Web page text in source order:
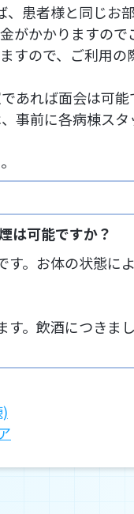
患者様と同じ
がかかりますの
すので、ご利用の
あれば面会は可
事前に各病棟ス
は可能ですか？
。お体の状態
。飲酒につき